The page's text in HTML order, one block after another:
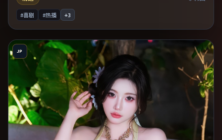
#喜剧 #热播 +3
JP